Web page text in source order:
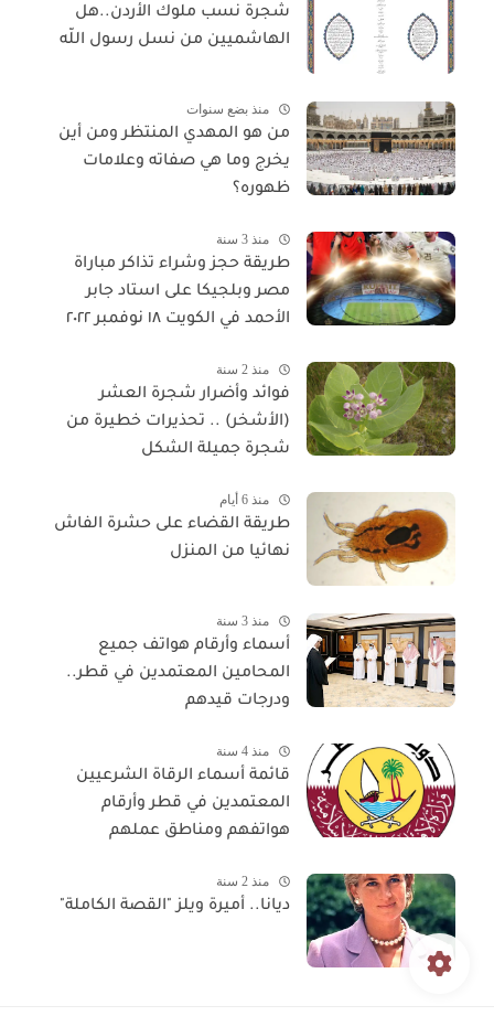
شجرة نسب ملوك الأردن..هل
الهاشميين من نسل رسول اللّه
منذ بضع سنوات
من هو المهدي المنتظر ومن أين
يخرج وما هي صفاته وعلامات
ظهوره؟
منذ 3 سنة
طريقة حجز وشراء تذاكر مباراة
مصر وبلجيكا على استاد جابر
الأحمد في الكويت ١٨ نوفمبر ٢٠٢٢
منذ 2 سنة
فوائد وأضرار شجرة العشر
(الأشخر) .. تحذيرات خطيرة من
شجرة جميلة الشكل
منذ 6 أيام
طريقة القضاء على حشرة الفاش
نهائيا من المنزل
منذ 3 سنة
أسماء وأرقام هواتف جميع
المحامين المعتمدين في قطر..
ودرجات قيدهم
منذ 4 سنة
قائمة أسماء الرقاة الشرعيين
المعتمدين في قطر وأرقام
هواتفهم ومناطق عملهم
منذ 2 سنة
ديانا.. أميرة ويلز "القصة الكاملة"